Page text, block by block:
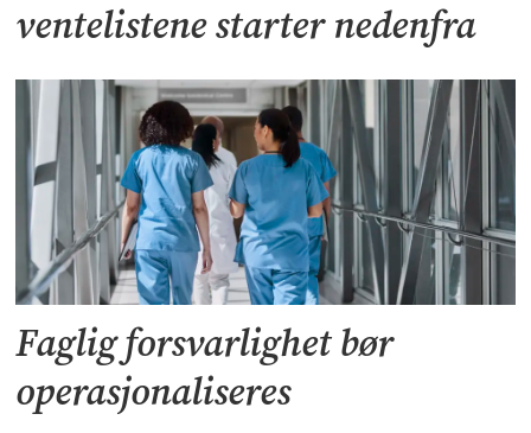
ventelistene starter nedenfra
Faglig forsvarlighet bør
operasjonaliseres